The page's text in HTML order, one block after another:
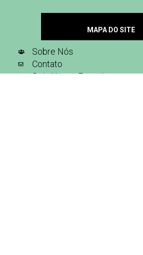
MAPA DO SITE
Sobre Nós
Contato
Seja Nosso Parceiro